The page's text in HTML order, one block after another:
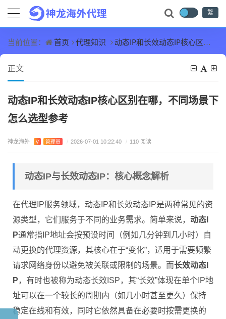
繁
当前位置： 首页 代理知识 动态IP和长效动态IP核心区别在哪，不同场景下怎么选型参考
正文
动态IP和长效动态IP核心区别在哪，不同场景下
怎么选型参考
神龙海外 V 管理员 / 2026-07-01 10:22:40 / 110 阅读
动态IP与长效动态IP：核心概念解析
在代理IP服务领域，动态IP和长效动态IP是两种常见的资
源类型，它们服务于不同的业务需求。简单来说， 动态I
P通常指IP地址会按预设时间（例如几分钟到几小时）自
动更换的代理资源，其核心在于“变化”，适用于需要频繁
请求网络身份以避免被关联或限制的场景。而长效动态I
P，有时也被称为动态长效ISP，其“长效”体现在单个IP地
址可以在一个较长的周期内（如几小时甚至更久）保持
稳定在线和有效，同时它依然具备在必要时按需更换的